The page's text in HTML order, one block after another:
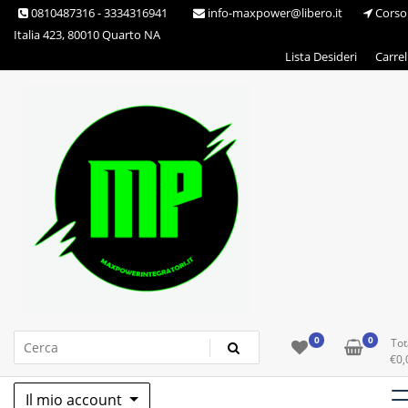
Skip 0810487316 - 3334316941 info-maxpower@libero.it
Corso
Italia 423, 80010 Quarto NA
Lista Desideri
Max Power Integratori 0 0
€
Il mio account